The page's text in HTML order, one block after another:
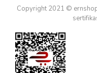
Copyright 2021 ©